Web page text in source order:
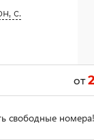
с.
от
свободные номера!